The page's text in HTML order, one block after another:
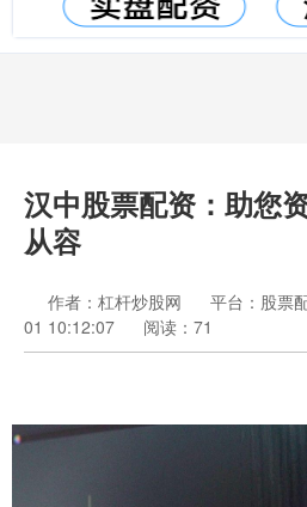
汉中股票配资：助您
从容
作者：杠杆炒股网 平台：股票
01 10:12:07
阅读：71